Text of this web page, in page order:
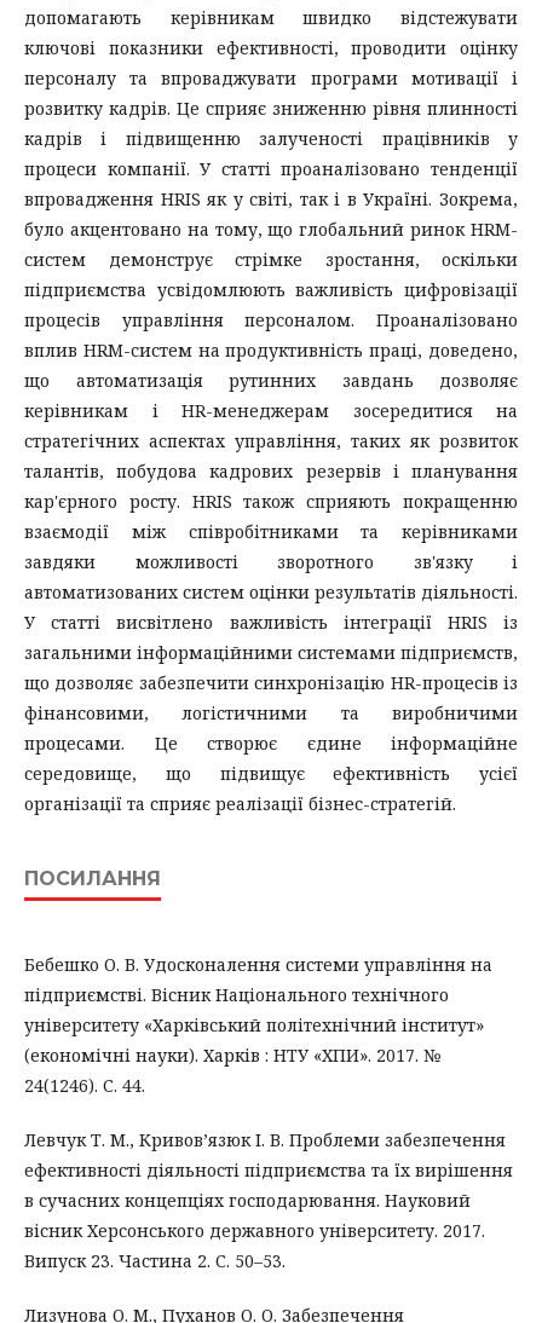
допомагають керівникам швидко відстежувати
ключові показники ефективності, проводити оцінку
персоналу та впроваджувати програми мотивації і
розвитку кадрів. Це сприяє зниженню рівня плинності
кадрів і підвищенню залученості працівників у
процеси компанії. У статті проаналізовано тенденції
впровадження HRIS як у світі, так і в Україні. Зокрема,
було акцентовано на тому, що глобальний ринок HRM-
систем демонструє стрімке зростання, оскільки
підприємства усвідомлюють важливість цифровізації
процесів управління персоналом. Проаналізовано
вплив HRM-систем на продуктивність праці, доведено,
що автоматизація рутинних завдань дозволяє
керівникам і HR-менеджерам зосередитися на
стратегічних аспектах управління, таких як розвиток
талантів, побудова кадрових резервів і планування
кар'єрного росту. HRIS також сприяють покращенню
взаємодії між співробітниками та керівниками
завдяки можливості зворотного зв'язку і
автоматизованих систем оцінки результатів діяльності.
У статті висвітлено важливість інтеграції HRIS із
загальними інформаційними системами підприємств,
що дозволяє забезпечити синхронізацію HR-процесів із
фінансовими, логістичними та виробничими
процесами. Це створює єдине інформаційне
середовище, що підвищує ефективність усієї
організації та сприяє реалізації бізнес-стратегій.
ПОСИЛАННЯ
Бебешко О. В. Удосконалення системи управління на
підприємстві. Вісник Національного технічного
університету «Харківський політехнічний інститут»
(економічні науки). Харків : НТУ «ХПИ». 2017. №
24(1246). С. 44.
Левчук Т. М., Кривов’язюк І. В. Проблеми забезпечення
ефективності діяльності підприємства та їх вирішення
в сучасних концепціях господарювання. Науковий
вісник Херсонського державного університету. 2017.
Випуск 23. Частина 2. С. 50–53.
Лизунова О. М., Пуханов О. О. Забезпечення